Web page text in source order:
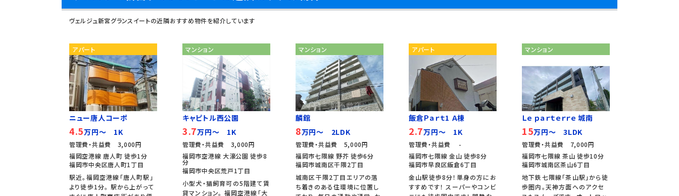
ヴェルジュ新宮グランスイートの近隣おすすめ物件を紹介しています
アパート
ニュー唐人コーポ
4.5万円～ 1K
管理費・共益費 3,000円
福岡空港線 唐人町 徒歩1分
福岡市中央区唐人町1丁目
駅近。福岡空港線「唐人町駅」
より徒歩1分。 駅から上がって
マンション
キャピトル西公園
3.7万円～ 1K
管理費・共益費 3,000円
福岡市空港線 大濠公園 徒歩8
分
福岡市中央区荒戸1丁目
小型犬・猫飼育可の5階建て賃
貸マンション。 福岡空港線「大
マンション
麟館
8万円～ 2LDK
管理費・共益費 5,000円
福岡市七隈線 野芥 徒歩6分
福岡市城南区干隈2丁目
城南区干隈2丁目エリアの落
ち着きのある住環境に位置し
アパート
飯倉Ｐａｒｔ1 Ａ棟
2.7万円～ 1K
管理費・共益費 -
福岡市七隈線 金山 徒歩8分
福岡市早良区飯倉6丁目
金山駅徒歩8分！単身の方にお
すすめです！ スーパーやコンビ
マンション
Ｌｅ ｐａｒｔｅｒｒｅ 城南
15万円～ 3LDK
管理費・共益費 7,000円
福岡市七隈線 茶山 徒歩10分
福岡市城南区茶山6丁目
地下鉄七隈線「茶山駅」から徒
歩圏内。天神方面へのアクセ